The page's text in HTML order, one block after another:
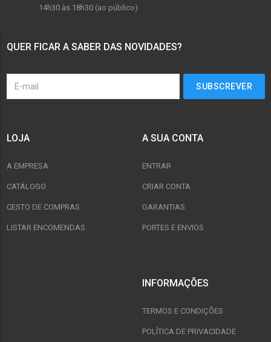
14h30 às 18h30 (ao público)
QUER FICAR A SABER DAS NOVIDADES?
LOJA
A EMPRESA
CATÁLOGO
CESTO DE COMPRAS
LISTAR ENCOMENDAS
A SUA CONTA
ENTRAR
CRIAR CONTA
GARANTIAS
PORTES E ENVIOS
INFORMAÇÕES
TERMOS E CONDIÇÕES
POLÍTICA DE PRIVACIDADE